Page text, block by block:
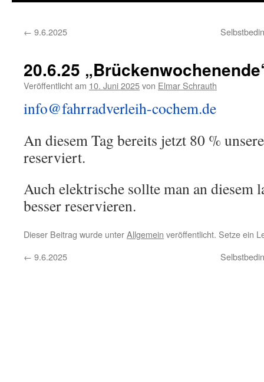
← 9.6.2025
20.6.25
Veröffentlicht am 10. Juni 2025von Elmar Schrauth
info@fahrradverleih-cochem.de
An diesem Tag bereits jetzt 80 %
reserviert.
Auch elektrische sollte man an diesem
besser reservieren.
Dieser Beitrag wurde unterAllgemein veröffentlicht. Setze ein
← 9.6.2025